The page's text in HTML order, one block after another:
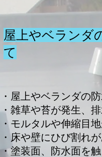
屋上やベランダ
て
・屋上やベランダの
・雑草や苔が発生、
・モルタルや伸縮目
・床や壁にひび割れ
・塗装面、防水面を